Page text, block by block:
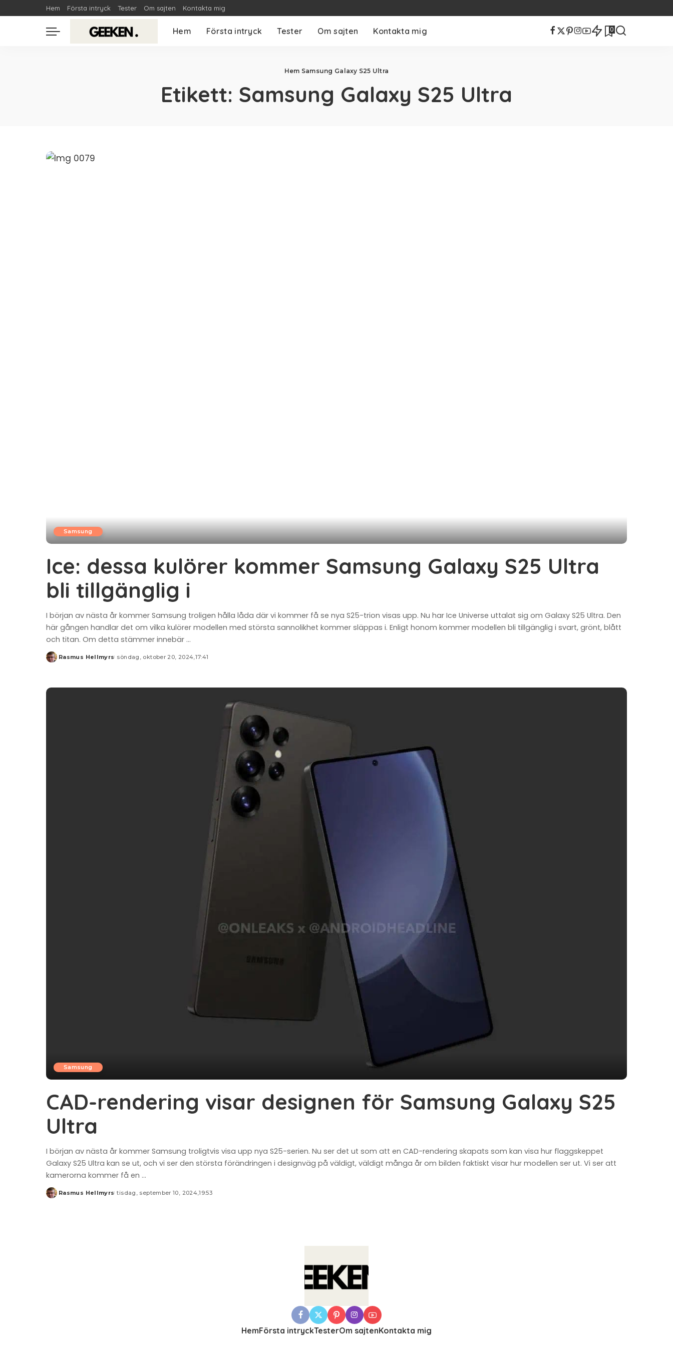
Hem Första intryck Tester Om sajten Kontakta mig
Hem Första intryck Tester Om sajten Kontakta mig 0
Hem Samsung Galaxy S25 Ultra
Etikett: Samsung Galaxy S25 Ultra
Samsung
Ice: dessa kulörer kommer Samsung Galaxy S25 Ultra
bli tillgänglig i
I början av nästa år kommer Samsung troligen hålla låda där vi kommer få se nya S25-trion visas upp. Nu har Ice Universe uttalat sig om Galaxy S25 Ultra. Den
här gången handlar det om vilka kulörer modellen med största sannolikhet kommer släppas i. Enligt honom kommer modellen bli tillgänglig i svart, grönt, blått
och titan. Om detta stämmer innebär ...
Posted
Rasmus Hellmyrs söndag, oktober 20, 2024,17:41
Samsung
CAD-rendering visar designen för Samsung Galaxy S25
Ultra
I början av nästa år kommer Samsung troligtvis visa upp nya S25-serien. Nu ser det ut som att en CAD-rendering skapats som kan visa hur flaggskeppet
Galaxy S25 Ultra kan se ut, och vi ser den största förändringen i designväg på väldigt, väldigt många år om bilden faktiskt visar hur modellen ser ut. Vi ser att
kamerorna kommer få en ...
Posted
Rasmus Hellmyrs tisdag, september 10, 2024,19:53
HemFörsta intryckTesterOm sajtenKontakta mig